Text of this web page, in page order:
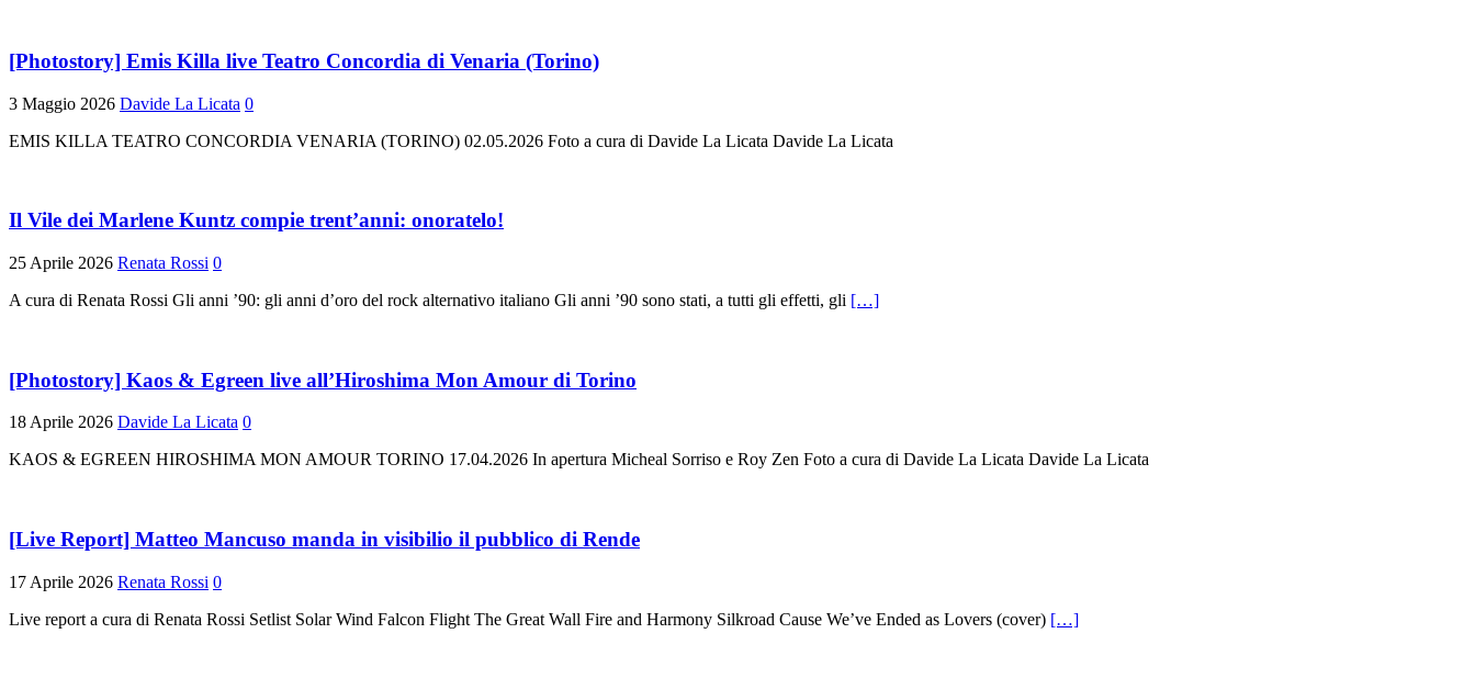
[Photostory] Emis Killa live Teatro Concordia di Venaria (Torino)
3 Maggio 2026 Davide La Licata 0
EMIS KILLA TEATRO CONCORDIA VENARIA (TORINO) 02.05.2026 Foto a cura di Davide La Licata Davide La Licata
Il Vile dei Marlene Kuntz compie trent’anni: onoratelo!
25 Aprile 2026 Renata Rossi 0
A cura di Renata Rossi Gli anni ’90: gli anni d’oro del rock alternativo italiano Gli anni ’90 sono stati, a tutti gli effetti, gli […]
[Photostory] Kaos & Egreen live all’Hiroshima Mon Amour di Torino
18 Aprile 2026 Davide La Licata 0
KAOS & EGREEN HIROSHIMA MON AMOUR TORINO 17.04.2026 In apertura Micheal Sorriso e Roy Zen Foto a cura di Davide La Licata Davide La Licata
[Live Report] Matteo Mancuso manda in visibilio il pubblico di Rende
17 Aprile 2026 Renata Rossi 0
Live report a cura di Renata Rossi Setlist Solar Wind Falcon Flight The Great Wall Fire and Harmony Silkroad Cause We’ve Ended as Lovers (cover) […]